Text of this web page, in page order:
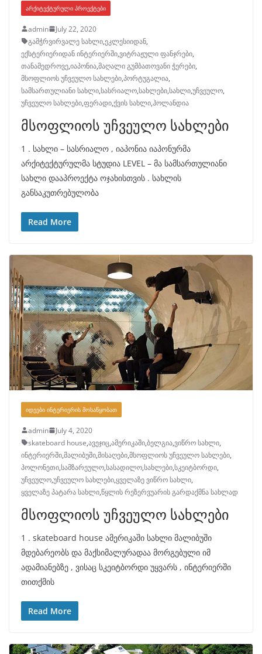
ᲐᲠᲥᲘᲢᲔᲥᲢᲣᲠᲣᲚᲘ ᲞᲠᲝᲔᲥᲢᲔᲑᲘ
admin
July 22, 2020
გამჭრვირვალე სახლი,ეკლესიიდან,
ექსტერიერიდან ინტერიერში,ვიტრაჟული ფანჯრები,
თანამედროვე,იაპონია,მაღალი გუმბათოვანი ჭერები,
მსოფლიოს უჩვეულო სახლები,პორტუგალია,
სამსართულიანი სახლი,სასრიალო,სახლები,სახლი,უჩვეულო,
უჩვეულო სახლები,ფერადი,ქვის სახლი,ჰოლანდია
მსოფლიოს უჩვეულო სახლები
1 . სახლი – სასრიალო , იაპონია იაპონურმა
არქიტექტურულმა სტუდია LEVEL – მა სამსართულიანი
სახლი დააპროექტა ოჯახისთვის . სახლის
განსაკუთრებულობა
Read More
ᲘᲓᲔᲔᲑᲘ ᲘᲜᲢᲔᲠᲘᲔᲠᲘᲡ ᲛᲝᲡᲐᲬᲧᲝᲑᲐᲗ
admin
July 4, 2020
skateboard house,ავეჯიც,ამერიკაში,ბელგია,ვიწრო სახლი,
ინტერიერში,მალიბუში,მისაღები,მსოფლიოს უჩვეულო სახლები,
პოლონეთი,სამზარეულო,სასადილო,სახლები,სკეიტბორდი,
უჩვეულო,უჩვეულო სახლები,ყველაზე ვიწრო სახლი,
ყველაზე პატარა სახლი,წყლის რეზერვუარის გარდაქმნა სახლად
მსოფლიოს უჩვეულო სახლები
1 . skateboard house ამერიკაში სახლი მალიბუში
მდებარეობს და მაქსიმალურადაა მორგებული იმ
ადამიანებზე , ვისაც სკეიტბორდი უყვარს , ინტერიერში
თითქმის
Read More